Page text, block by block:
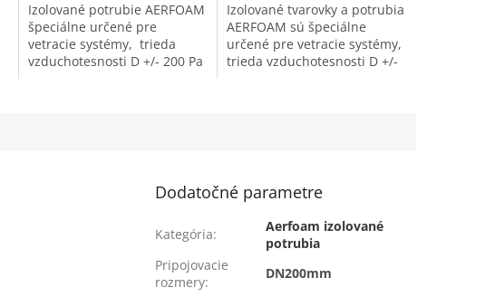
Izolované potrubie AERFOAM
špeciálne určené pre
vetracie systémy, trieda
vzduchotesnosti D +/- 200 Pa
Izolované tvarovky a potrubia
AERFOAM sú špeciálne
určené pre vetracie systémy,
trieda vzduchotesnosti D +/-
Dodatočné parametre
Kategória:
Aerfoam izolované
potrubia
Pripojovacie
rozmery:
DN200mm